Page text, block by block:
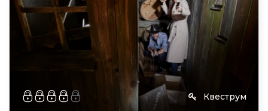
Квеструм